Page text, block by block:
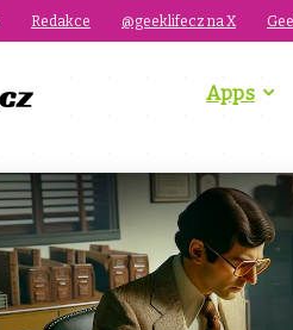
Redakce @geeklifecz na X
Apps